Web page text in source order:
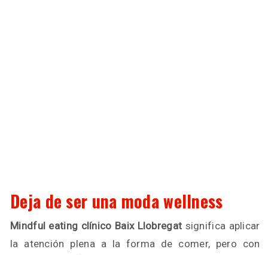
Deja de ser una moda wellness
Mindful eating clínico Baix Llobregat significa aplicar
la atención plena a la forma de comer, pero con